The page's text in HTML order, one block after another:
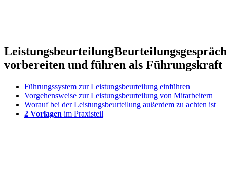
LeistungsbeurteilungBeurteilungsgespräch
vorbereiten und führen als Führungskraft
Führungssystem zur Leistungsbeurteilung einführen
Vorgehensweise zur Leistungsbeurteilung von Mitarbeitern
Worauf bei der Leistungsbeurteilung außerdem zu achten ist
2 Vorlagen im Praxisteil